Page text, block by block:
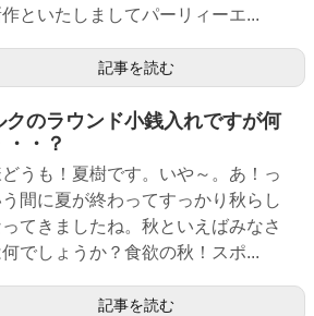
といたしましてパーリィーエ...
記事を読む
クのラウンド小銭入れですが何
・・？
うも！夏樹です。いや～。あ！っ
う間に夏が終わってすっかり秋らし
ってきましたね。秋といえばみなさ
何でしょうか？食欲の秋！スポ...
記事を読む